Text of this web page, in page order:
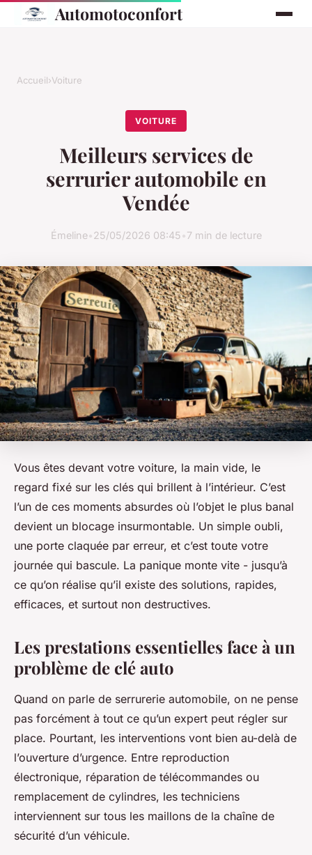
Automotoconfort
Accueil›Voiture
VOITURE
Meilleurs services de
serrurier automobile en
Vendée
Émeline•25/05/2026 08:45•7 min de lecture
Vous êtes devant votre voiture, la main vide, le
regard fixé sur les clés qui brillent à l’intérieur. C’est
l’un de ces moments absurdes où l’objet le plus banal
devient un blocage insurmontable. Un simple oubli,
une porte claquée par erreur, et c’est toute votre
journée qui bascule. La panique monte vite - jusqu’à
ce qu’on réalise qu’il existe des solutions, rapides,
efficaces, et surtout non destructives.
Les prestations essentielles face à un
problème de clé auto
Quand on parle de serrurerie automobile, on ne pense
pas forcément à tout ce qu’un expert peut régler sur
place. Pourtant, les interventions vont bien au-delà de
l’ouverture d’urgence. Entre reproduction
électronique, réparation de télécommandes ou
remplacement de cylindres, les techniciens
interviennent sur tous les maillons de la chaîne de
sécurité d’un véhicule.